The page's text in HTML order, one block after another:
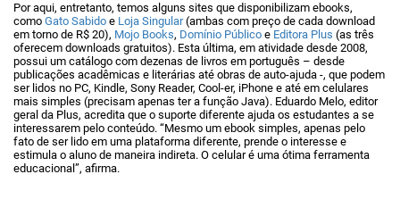
Por aqui, entretanto, temos alguns sites que disponibilizam ebooks,
como Gato Sabido e Loja Singular(ambas com preço de cada download
em torno de R$ 20), Mojo Books, Domínio Público e Editora Plus (as três
oferecem downloads gratuitos). Esta última, em atividade desde 2008,
possui um catálogo com dezenas de livros em português – desde
publicações acadêmicas e literárias até obras de auto-ajuda -, que podem
ser lidos no PC, Kindle, Sony Reader, Cool-er, iPhone e até em celulares
mais simples (precisam apenas ter a função Java). Eduardo Melo, editor
geral da Plus, acredita que o suporte diferente ajuda os estudantes a se
interessarem pelo conteúdo. “Mesmo um ebook simples, apenas pelo
fato de ser lido em uma plataforma diferente, prende o interesse e
estimula o aluno de maneira indireta. O celular é uma ótima ferramenta
educacional”, afirma.